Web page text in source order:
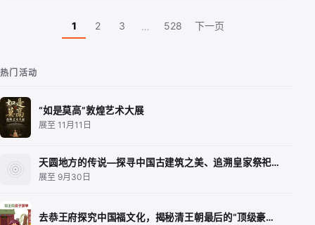
1 2 3 … 528 下一页
热门活动
“如是莫高”敦煌艺术大展
展至 11月11日
天圆地方的传说—探寻中国古建筑之美、追溯皇家祭祀…
展至 9月30日
去恭王府探究中国福文化，揭秘清王朝最后的“顶级豪…